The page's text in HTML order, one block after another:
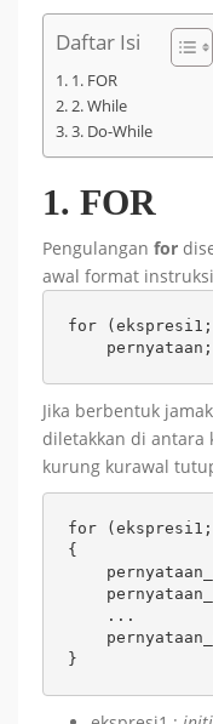
Daftar Isi
1. FOR
2. While
3. Do-While
1. FOR
Pengulangan for
awal format
for
Jika berbentuk
diletakkan di antara
kurung kurawal
for
{
    ...